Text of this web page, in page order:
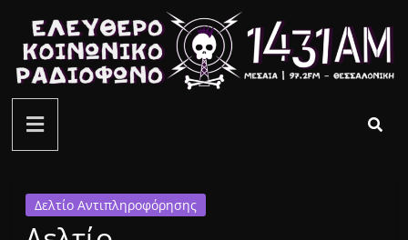
περιεχόμενο
ελεύθερο
κοινωνικό
ραδιόφωνο
Δελτίο Αντιπληροφόρησης